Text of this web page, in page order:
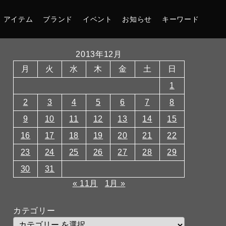
アイテム ブランド イベント お知らせ キーワード
2013年12月
月
火 水 木 金 土
日
1
2
3 4 5 6 7
8
9
10 11 12 13 14
15
16
17 18 19 20 21
22
23
24 25 26 27 28
29
30
31
« 11月
1月 »
カテゴリー